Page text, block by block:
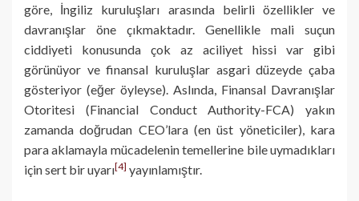
göre, İngiliz kuruluşları arasında belirli özellikler ve
davranışlar öne çıkmaktadır. Genellikle mali suçun
ciddiyeti konusunda çok az aciliyet hissi var gibi
görünüyor ve finansal kuruluşlar asgari düzeyde çaba
gösteriyor (eğer öyleyse). Aslında, Finansal Davranışlar
Otoritesi (Financial Conduct Authority-FCA) yakın
zamanda doğrudan CEO’lara (en üst yöneticiler), kara
para aklamayla mücadelenin temellerine bile uymadıkları
için sert bir uyarı[4] yayınlamıştır.